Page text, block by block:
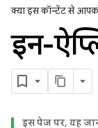
क्या इस कॉन्टेंट से
इन-
इस पेज पर, यह